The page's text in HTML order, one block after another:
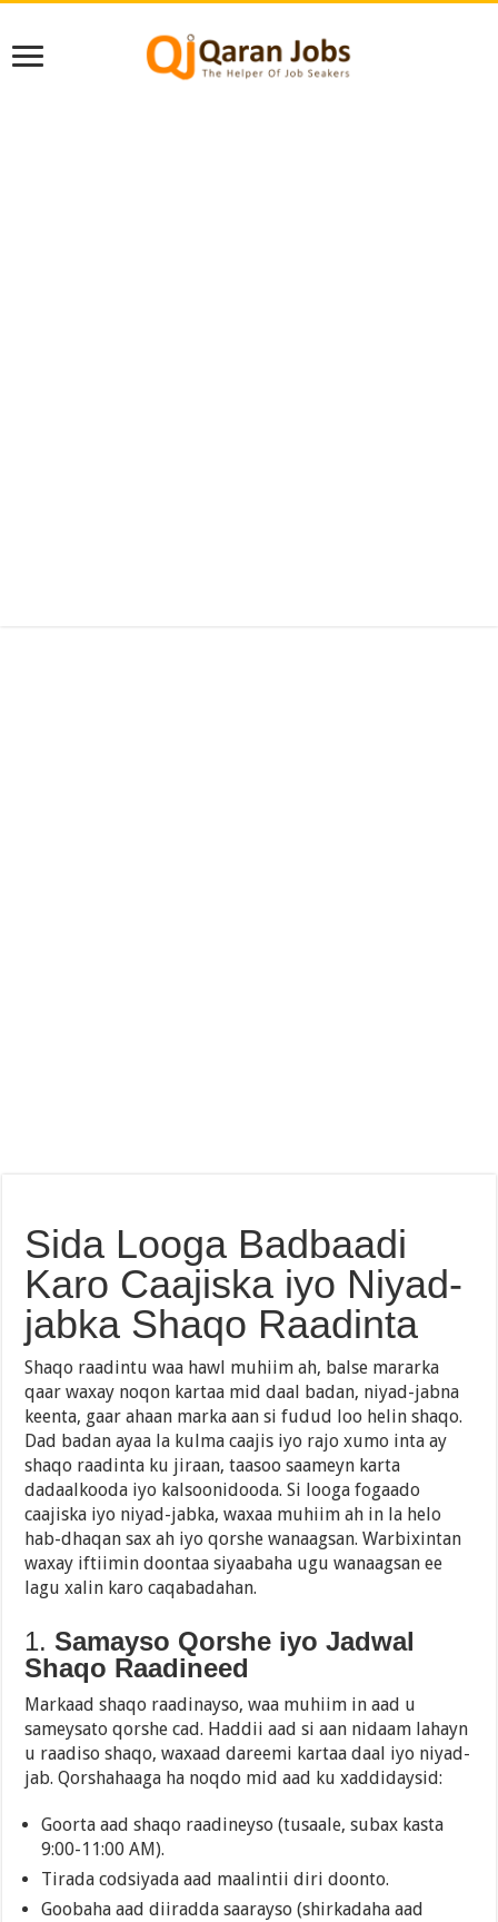
Sida Looga Badbaadi
Karo Caajiska iyo Niyad-
jabka Shaqo Raadinta
Shaqo raadintu waa hawl muhiim ah, balse mararka
qaar waxay noqon kartaa mid daal badan, niyad-jabna
keenta, gaar ahaan marka aan si fudud loo helin shaqo.
Dad badan ayaa la kulma caajis iyo rajo xumo inta ay
shaqo raadinta ku jiraan, taasoo saameyn karta
dadaalkooda iyo kalsoonidooda. Si looga fogaado
caajiska iyo niyad-jabka, waxaa muhiim ah in la helo
hab-dhaqan sax ah iyo qorshe wanaagsan. Warbixintan
waxay iftiimin doontaa siyaabaha ugu wanaagsan ee
lagu xalin karo caqabadahan.
1.Samayso Qorshe iyo Jadwal
Shaqo Raadineed
Markaad shaqo raadinayso, waa muhiim in aad u
sameysato qorshe cad. Haddii aad si aan nidaam lahayn
u raadiso shaqo, waxaad dareemi kartaa daal iyo niyad-
jab. Qorshahaaga ha noqdo mid aad ku xaddidaysid:
Goorta aad shaqo raadineyso (tusaale, subax kasta
9:00-11:00 AM).
Tirada codsiyada aad maalintii diri doonto.
Goobaha aad diiradda saarayso (shirkadaha aad